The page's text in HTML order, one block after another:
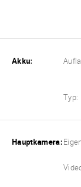
Akku:
Typ:
Hauptkamera: